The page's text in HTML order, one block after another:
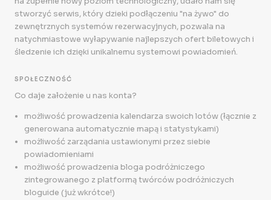
stworzyć serwis, który dzieki podłączeniu "na żywo" do
zewnętrznych systemów rezerwacyjnych, pozwala na
natychmiastowe wyłapywanie najlepszych ofert biletowych i
śledzenie ich dzięki unikalnemu systemowi powiadomień.
SPOŁECZNOŚĆ
Co daje założenie u nas konta?
możliwość prowadzenia kalendarza swoich lotów (łącznie z
generowana automatycznie mapą i statystykami)
możliwość zarządania ustawionymi przez siebie
powiadomieniami
możliwość prowadzenia bloga podróżniczego
zintegrowanego z platformą twórców podróżniczych
bloguide (już wkrótce!)